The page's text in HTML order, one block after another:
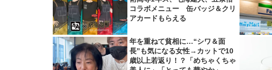
コラボメニュー 缶バッジ＆クリ
アカードもらえる
年を重ねて貧相に…“シワ＆面
長”も気になる女性→カットで10
歳以上若返り！？「めちゃくちゃ